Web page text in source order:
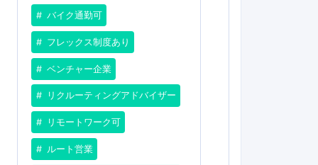
バイク通勤可
フレックス制度あり
ベンチャー企業
リクルーティングアドバイザー
リモートワーク可
ルート営業